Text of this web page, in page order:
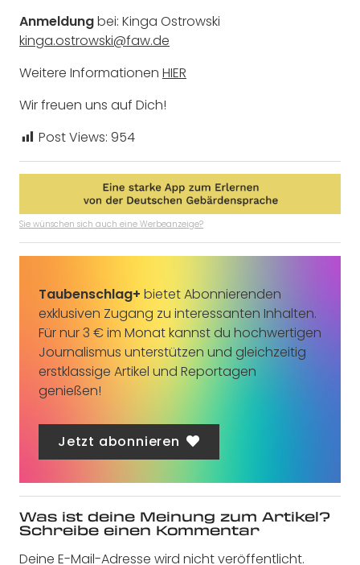
Anmeldungbei: Kinga Ostrowski
kinga.ostrowski@faw.de
Weitere Informationen HIER
Wir freuen uns auf Dich!
Post Views: 954
Sie wünschen sich auch eine Werbeanzeige?
Taubenschlag+ bietet Abonnierenden
exklusiven Zugang zu interessanten Inhalten.
Für nur 3 € im Monat kannst du hochwertigen
Journalismus unterstützen und gleichzeitig
erstklassige Artikel und Reportagen
genießen!
Jetzt abonnieren
Was ist deine Meinung zum Artikel?
Schreibe einen Kommentar
Deine E-Mail-Adresse wird nicht veröffentlicht.